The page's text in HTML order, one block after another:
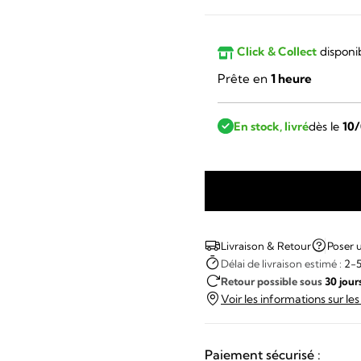
Click & Collect
Prête en 1 heure
En stock, livrédès le
LIP
-
Churchill
T13
Livraison & Retour
Poser
Délai de livraison estimé : 2-
Retour possible sous30
Voir les informations sur
Paiement sécurisé :